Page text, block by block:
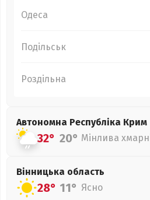
Одеса
Подільськ
Роздільна
Автономна Республіка Крим
32° 20° Мінлива
Вінницька область
28° 11° Ясно